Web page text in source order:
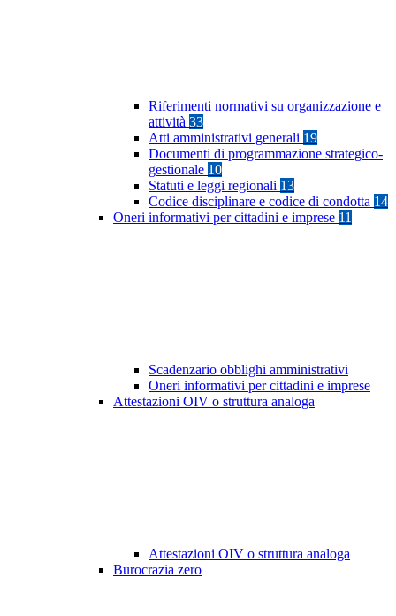
Riferimenti normativi su organizzazione e
attività 33
Atti amministrativi generali 19
Documenti di programmazione strategico-
gestionale 10
Statuti e leggi regionali 13
Codice disciplinare e codice di condotta 14
Oneri informativi per cittadini e imprese 11
Scadenzario obblighi amministrativi
Oneri informativi per cittadini e imprese
Attestazioni OIV o struttura analoga
Attestazioni OIV o struttura analoga
Burocrazia zero